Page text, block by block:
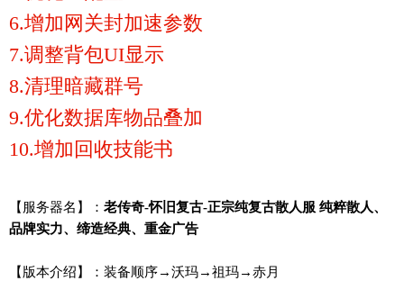
6.增加网关封加速参数
7.调整背包UI显示
8.清理暗藏群号
9.优化数据库物品叠加
10.增加回收技能书
【服务器名】： 老传奇-怀旧复古-正宗纯复古散人服 纯粹散人、
品牌实力、缔造经典、重金广告
【版本介绍】：装备顺序→沃玛→祖玛→赤月